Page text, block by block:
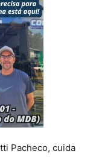
Pacheco, cuida